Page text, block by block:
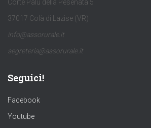
Corte Palù della Pesenata 5
37017 Colà di Lazise (VR)
info@assorurale.it
segreteria@assorurale.it
Seguici!
Facebook
Youtube